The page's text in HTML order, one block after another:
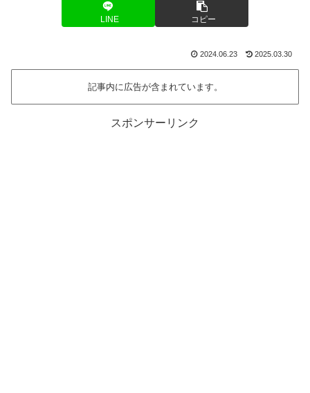
LINE コピー
2024.06.23 2025.03.30
記事内に広告が含まれています。
スポンサーリンク